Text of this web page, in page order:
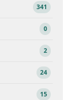
341
0
2
24
15